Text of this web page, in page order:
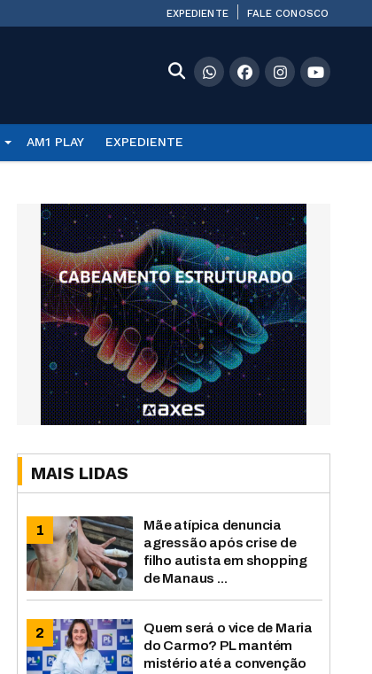
EXPEDIENTE FALE CONOSCO
AM1 PLAY EXPEDIENTE
MAIS LIDAS
Mãe atípica denuncia
agressão após crise de
filho autista em shopping
de Manaus ...
Quem será o vice de Maria
do Carmo? PL mantém
mistério até a convenção